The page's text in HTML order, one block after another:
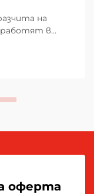
на
в
рулонът
оферта